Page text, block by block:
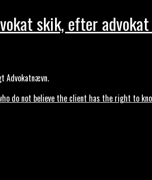
skik, efter
Advokatnævn.
do not believe the client has the right to